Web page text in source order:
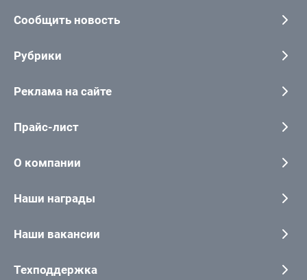
Сообщить новость
Рубрики
Реклама на сайте
Прайс-лист
О компании
Наши награды
Наши вакансии
Техподдержка